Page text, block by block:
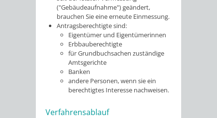
("Gebäudeaufnahme") geändert,
brauchen Sie eine erneute Einmessung.
Antragsberechtigte sind:
Eigentümer und Eigentümerinnen
Erbbauberechtigte
für Grundbuchsachen zuständige
Amtsgerichte
Banken
andere Personen, wenn sie ein
berechtigtes Interesse nachweisen.
Verfahrensablauf